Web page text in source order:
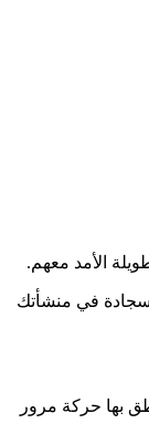
الأمد معهم.
في منشأتك
بها حركة مرور